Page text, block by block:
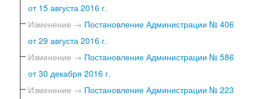
от 15 августа 2016 г.
Изменение → Постановление Администрации № 406
от 29 августа 2016 г.
Изменение → Постановление Администрации № 586
от 30 декабря 2016 г.
Изменение → Постановление Администрации № 223